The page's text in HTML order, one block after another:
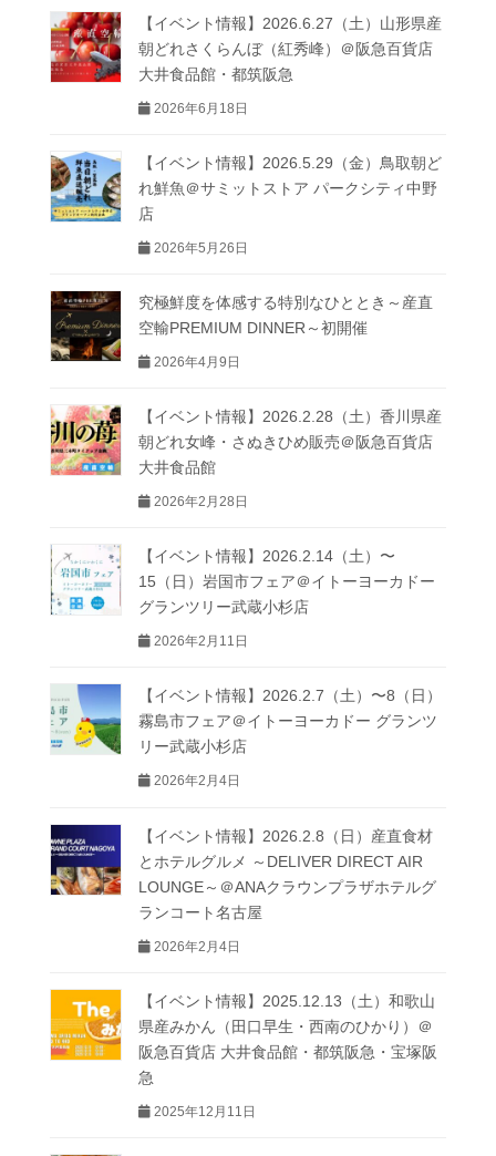
【イベント情報】2026.6.27（土）山形県産
朝どれさくらんぼ（紅秀峰）＠阪急百貨店
大井食品館・都筑阪急
2026年6月18日
【イベント情報】2026.5.29（金）鳥取朝ど
れ鮮魚＠サミットストア パークシティ中野
店
2026年5月26日
究極鮮度を体感する特別なひととき～産直
空輸PREMIUM DINNER～初開催
2026年4月9日
【イベント情報】2026.2.28（土）香川県産
朝どれ女峰・さぬきひめ販売＠阪急百貨店
大井食品館
2026年2月28日
【イベント情報】2026.2.14（土）〜
15（日）岩国市フェア＠イトーヨーカドー
グランツリー武蔵小杉店
2026年2月11日
【イベント情報】2026.2.7（土）〜8（日）
霧島市フェア＠イトーヨーカドー グランツ
リー武蔵小杉店
2026年2月4日
【イベント情報】2026.2.8（日）産直食材
とホテルグルメ ～DELIVER DIRECT AIR
LOUNGE～＠ANAクラウンプラザホテルグ
ランコート名古屋
2026年2月4日
【イベント情報】2025.12.13（土）和歌山
県産みかん（田口早生・西南のひかり）＠
阪急百貨店 大井食品館・都筑阪急・宝塚阪
急
2025年12月11日